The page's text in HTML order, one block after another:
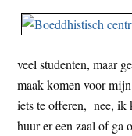
veel studenten, maar
maak komen voor
iets te offeren, nee, ik
huur er een zaal of ga